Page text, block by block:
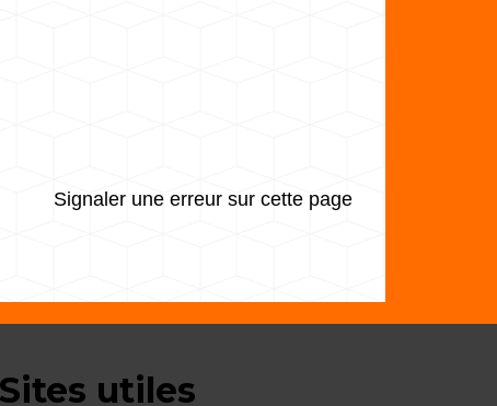
Signaler une erreur sur cette page
Sites utiles